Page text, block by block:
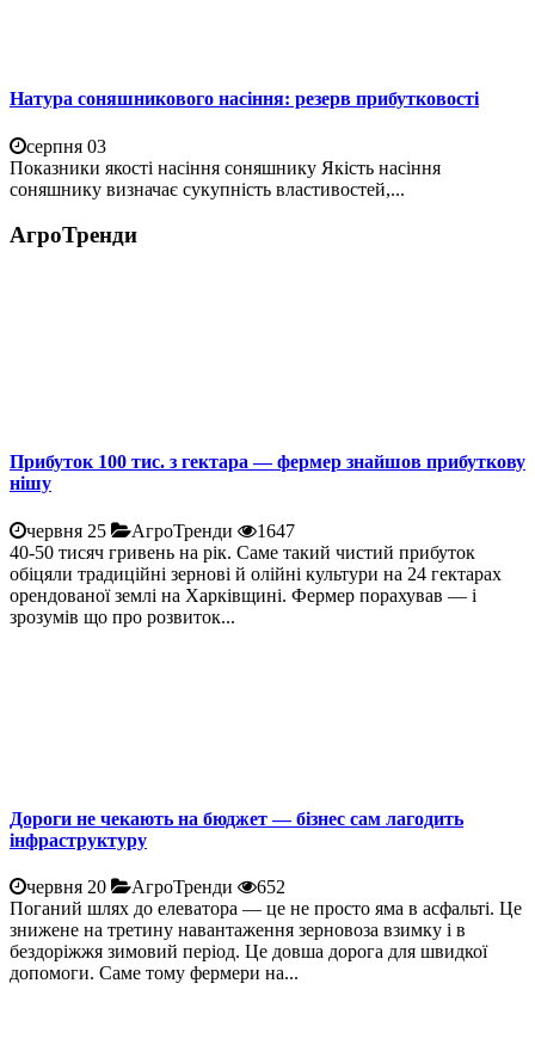
Натура соняшникового насіння: резерв прибутковості
серпня 03
Показники якості насіння соняшнику Якість насіння
соняшнику визначає сукупність властивостей,...
АгроТренди
Прибуток 100 тис. з гектара — фермер знайшов прибуткову
нішу
червня 25 АгроТренди
1647
40-50 тисяч гривень на рік. Саме такий чистий прибуток
обіцяли традиційні зернові й олійні культури на 24 гектарах
орендованої землі на Харківщині. Фермер порахував — і
зрозумів що про розвиток...
Дороги не чекають на бюджет — бізнес сам лагодить
інфраструктуру
червня 20 АгроТренди
652
Поганий шлях до елеватора — це не просто яма в асфальті. Це
знижене на третину навантаження зерновоза взимку і в
бездоріжжя зимовий період. Це довша дорога для швидкої
допомоги. Саме тому фермери на...